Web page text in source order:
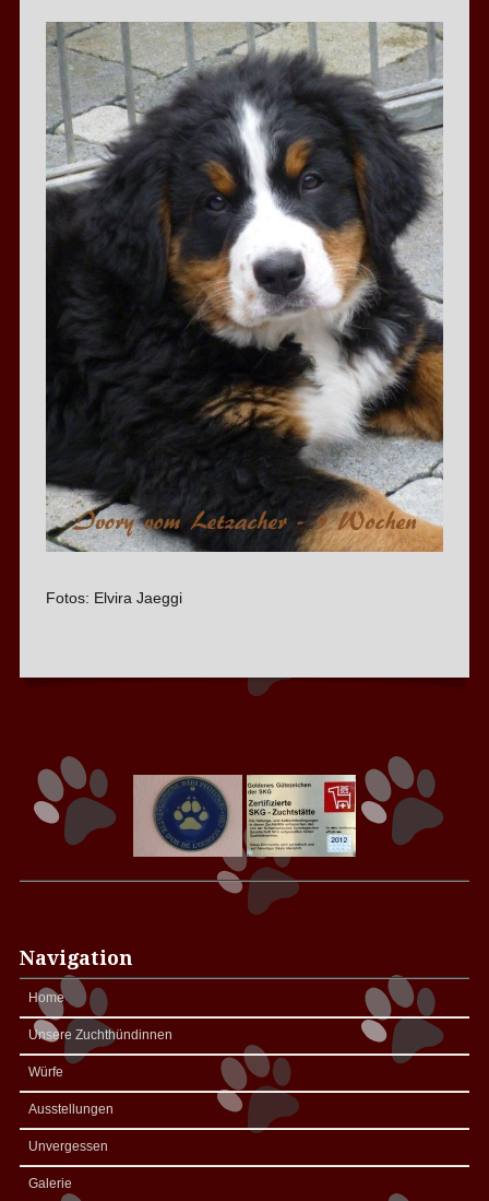
Fotos: Elvira Jaeggi
Navigation
Home
Unsere Zuchthündinnen
Würfe
Ausstellungen
Unvergessen
Galerie